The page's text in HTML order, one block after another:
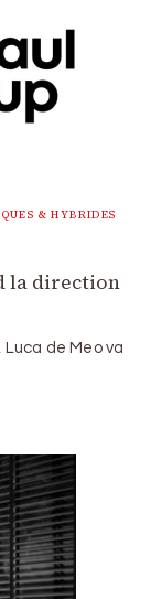
& HYBRIDES
la direction
de Meo va